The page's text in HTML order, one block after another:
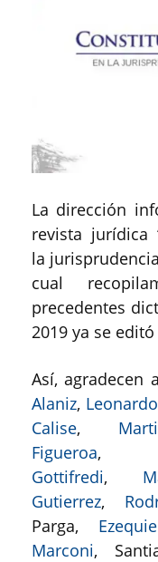
La dirección
revista jurídica
la
cual
precedentes
2019 ya se
Así, agradecen
Alaniz,
Calise,
Figueroa
Gottifredi,
Gutierrez,
Parga,
Marconi,